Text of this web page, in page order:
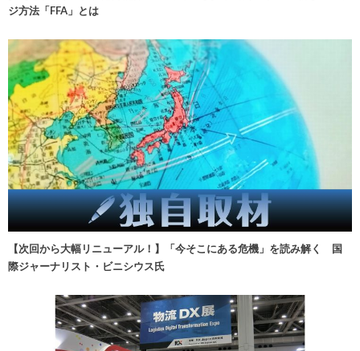
ジ方法「FFA」とは
【次回から大幅リニューアル！】「今そこにある危機」を読み解く 国
際ジャーナリスト・ビニシウス氏